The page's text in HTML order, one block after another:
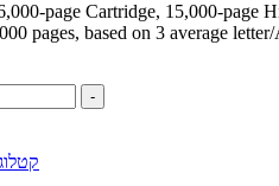
page Cartridge, 15,000-page
pages, based on 3 average
-